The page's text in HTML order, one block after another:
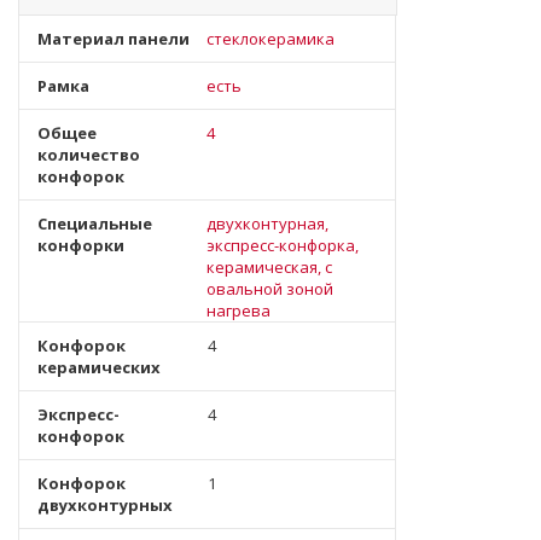
Материал панели стеклокерамика
Рамка есть
Общее
количество
конфорок
4
Специальные
конфорки
двухконтурная,
экспресс-конфорка,
керамическая, с
овальной зоной
нагрева
Конфорок
керамических
4
Экспресс-
конфорок
4
Конфорок
двухконтурных
1